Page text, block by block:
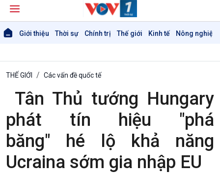
Giới thiệu Thời sự Chính trị Thế giới Kinh tế Nông nghiệp
Giới thiệu
Thời sự
Thời sự 6h
THẾ GIỚI Các vấn đề quốc tế
Tân Thủ tướng Hungary
phát tín hiệu "phá
băng" hé lộ khả năng
Ucraina sớm gia nhập EU